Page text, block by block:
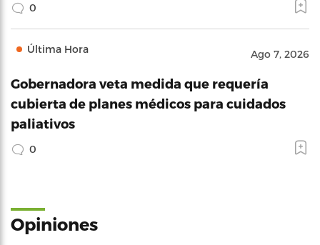
0
Última Hora Ago 7, 2026
Gobernadora veta medida que requería
cubierta de planes médicos para cuidados
paliativos
0
Opiniones